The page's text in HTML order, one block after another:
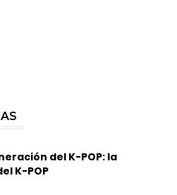
del K-POP: la
K-POP